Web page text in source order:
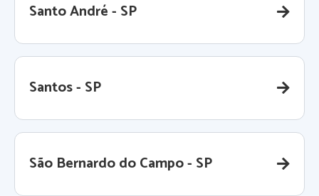
Santo André - SP
Santos - SP
São Bernardo do Campo - SP